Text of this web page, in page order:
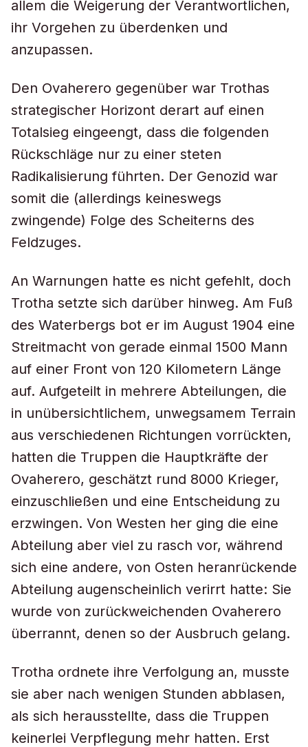
allem die Weigerung der Verantwortlichen,
ihr Vorgehen zu überdenken und
anzupassen.
Den Ovaherero gegenüber war Trothas
strategischer Horizont derart auf einen
Totalsieg eingeengt, dass die folgenden
Rückschläge nur zu einer steten
Radikalisierung führten. Der Genozid war
somit die (allerdings keineswegs
zwingende) Folge des Scheiterns des
Feldzuges.
An Warnungen hatte es nicht gefehlt, doch
Trotha setzte sich darüber hinweg. Am Fuß
des Waterbergs bot er im August 1904 eine
Streitmacht von gerade einmal 1500 Mann
auf einer Front von 120 Kilometern Länge
auf. Aufgeteilt in mehrere Abteilungen, die
in unübersichtlichem, unwegsamem Terrain
aus verschiedenen Richtungen vorrückten,
hatten die Truppen die Hauptkräfte der
Ovaherero, geschätzt rund 8000 Krieger,
einzuschließen und eine Entscheidung zu
erzwingen. Von Westen her ging die eine
Abteilung aber viel zu rasch vor, während
sich eine andere, von Osten heranrückende
Abteilung augenscheinlich verirrt hatte: Sie
wurde von zurückweichenden Ovaherero
überrannt, denen so der Ausbruch gelang.
Trotha ordnete ihre Verfolgung an, musste
sie aber nach wenigen Stunden abblasen,
als sich herausstellte, dass die Truppen
keinerlei Verpflegung mehr hatten. Erst